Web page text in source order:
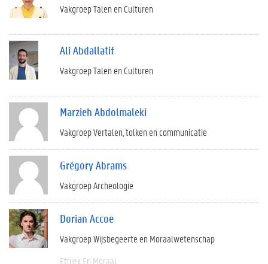
Vakgroep Talen en Culturen
Ali Abdallatif
Vakgroep Talen en Culturen
Marzieh Abdolmaleki
Vakgroep Vertalen, tolken en communicatie
Grégory Abrams
Vakgroep Archeologie
Dorian Accoe
Vakgroep Wijsbegeerte en Moraalwetenschap
Ethiek En Moraal